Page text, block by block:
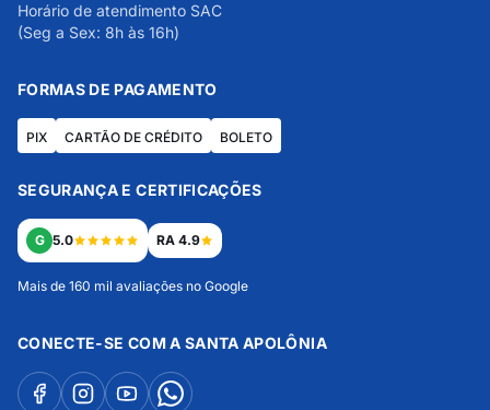
Horário de atendimento SAC
(Seg a Sex: 8h às 16h)
FORMAS DE PAGAMENTO
PIX CARTÃO DE CRÉDITO BOLETO
SEGURANÇA E CERTIFICAÇÕES
G 5.0 RA 4.9
Mais de 160 mil avaliações no Google
CONECTE-SE COM A SANTA APOLÔNIA